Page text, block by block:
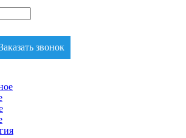
звонок